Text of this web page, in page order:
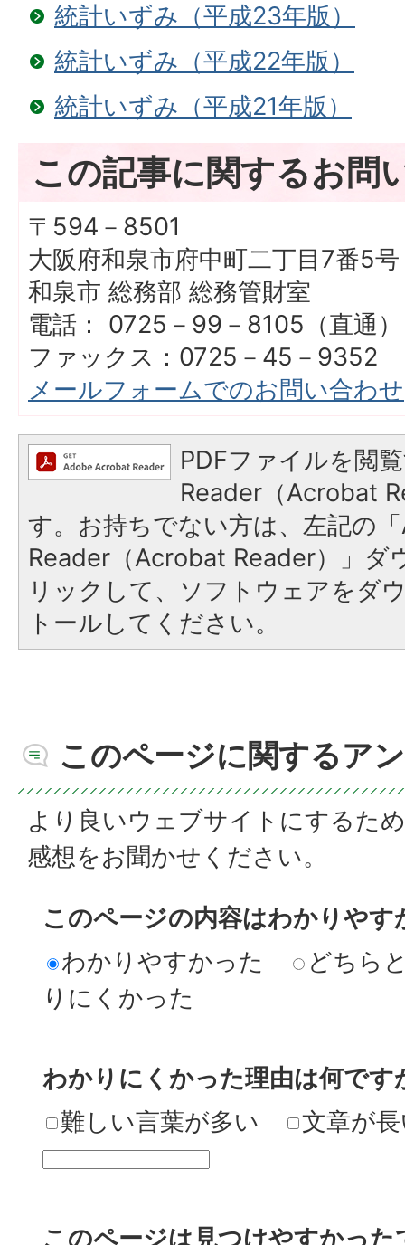
統計いずみ（平成23年版）
統計いずみ（平成22年版）
統計いずみ（平成21年版）
この記事に関するお問
〒594－8501
大阪府和泉市府中町二丁目7番5号
和泉市 総務部 総務管財室
電話： 0725－99－8105（直通）
ファックス：0725－45－9352
メールフォームでのお問い合わせ
PDFファイルを閲
Reader（Acrobat
す。お持ちでない方は、左記の
Reader（Acrobat Reader）」ダ
リックして、ソフトウェアをダ
トールしてください。
このページに関するア
より良いウェブサイトにするた
感想をお聞かせください。
このページの内容はわかりやす
わかりやすかった
どちら
りにくかった
わかりにくかった理由は何です
難しい言葉が多い
文章が
このページは見つけやすかった